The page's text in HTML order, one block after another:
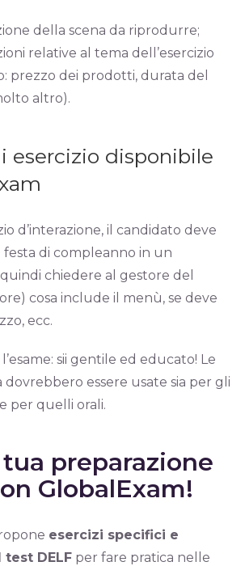
della scena da riprodurre;
relative al tema dell’esercizio
prezzo dei prodotti, durata del
altro).
esercizio disponibile
d’interazione, il candidato deve
di compleanno in un
chiedere al gestore del
cosa include il menù, se deve
ecc.
sii gentile ed educato! Le
dovrebbero essere usate sia per gli
per quelli orali.
preparazione
GlobalExam!
esercizi specifici e
DELF per fare pratica nelle